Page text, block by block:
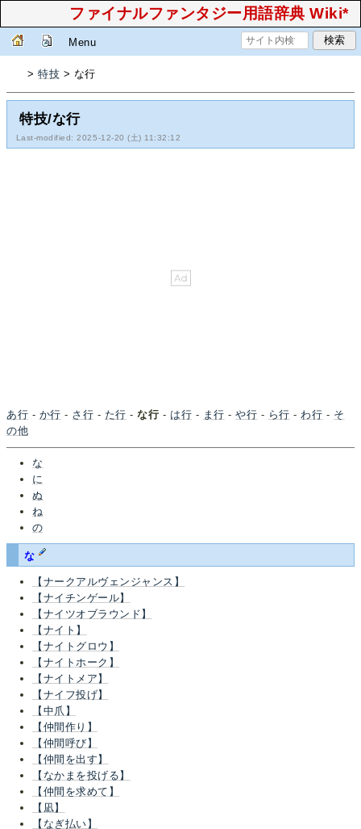
ファイナルファンタジー用語辞典 Wiki*
Menu
>特技 > な行
特技/な行
Last-modified: 2025-12-20 (土) 11:32:12
あ行 - か行 - さ行 - た行 -な行 - は行 - ま行 -や行 - ら行 -わ行 - そ
の他
な
に
ぬ
ね
の
な
【ナークアルヴェンジャンス】
【ナイチンゲール】
【ナイツオブラウンド】
【ナイト】
【ナイトグロウ】
【ナイトホーク】
【ナイトメア】
【ナイフ投げ】
【中爪】
【仲間作り】
【仲間呼び】
【仲間を出す】
【なかまを投げる】
【仲間を求めて】
【凪】
【なぎ払い】